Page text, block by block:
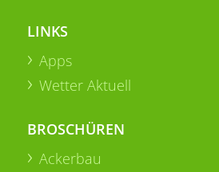
LINKS
Apps
Wetter Aktuell
BROSCHÜREN
Ackerbau